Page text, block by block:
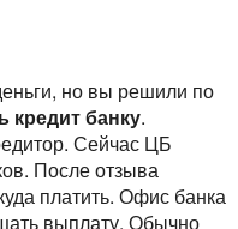
но вы решили по
кредит банку.
Сейчас ЦБ
После отзыва
платить. Офис банка
выплату. Обычно